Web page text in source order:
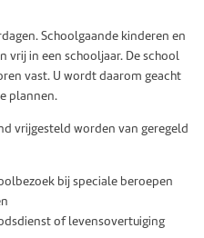
Schoolgaande kinderen en
vrij in een schooljaar. De school
vast. U wordt daarom geacht
plannen.
vrijgesteld worden van geregeld
bij speciale beroepen
of levensovertuiging